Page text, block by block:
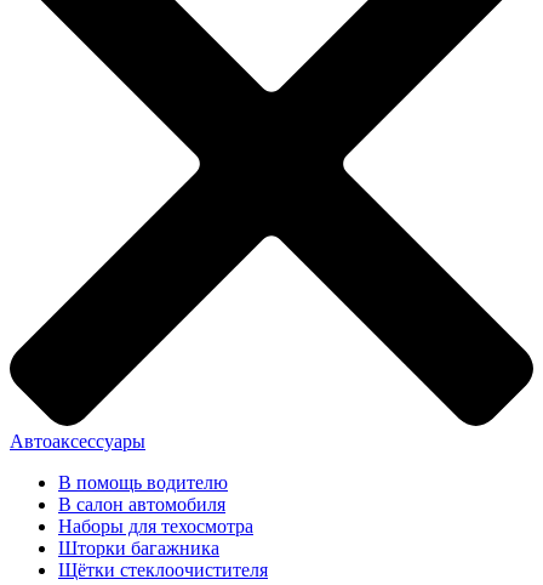
Автоаксессуары
В помощь водителю
В салон автомобиля
Наборы для техосмотра
Шторки багажника
Щётки стеклоочистителя